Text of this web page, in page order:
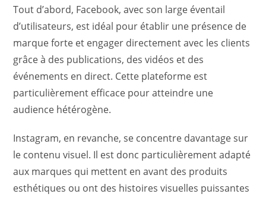
Tout d’abord, Facebook, avec son large éventail
d’utilisateurs, est idéal pour établir une présence de
marque forte et engager directement avec les clients
grâce à des publications, des vidéos et des
événements en direct. Cette plateforme est
particulièrement efficace pour atteindre une
audience hétérogène.
Instagram, en revanche, se concentre davantage sur
le contenu visuel. Il est donc particulièrement adapté
aux marques qui mettent en avant des produits
esthétiques ou ont des histoires visuelles puissantes